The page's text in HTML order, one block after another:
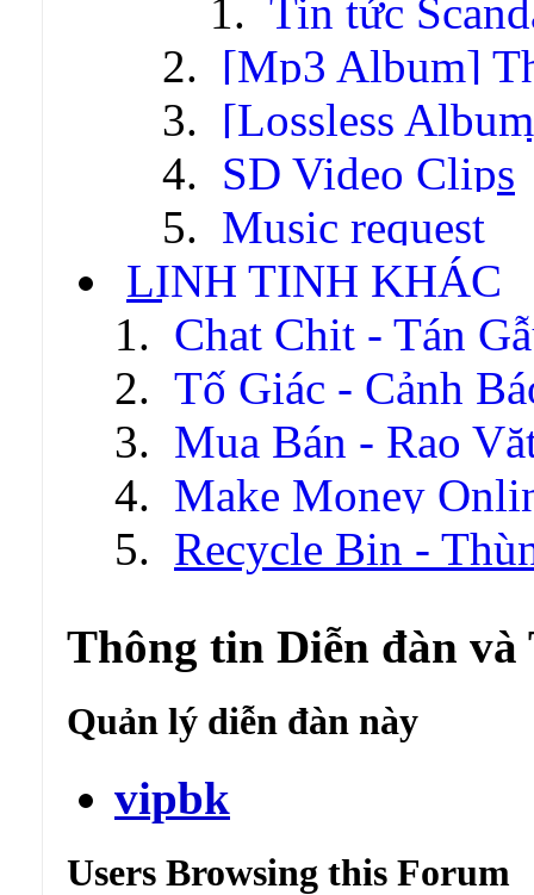
Tin tức
[Mp3 Album]
[Lossless
SD Video Clips
Music request
LINH TINH KHÁC
Chat Chit - Tán
Tố Giác - Cảnh
Mua Bán - Rao
Make Money
Recycle Bin -
Thông tin Diễn đàn và
Quản lý diễn đàn này
vipbk
Users Browsing this Forum